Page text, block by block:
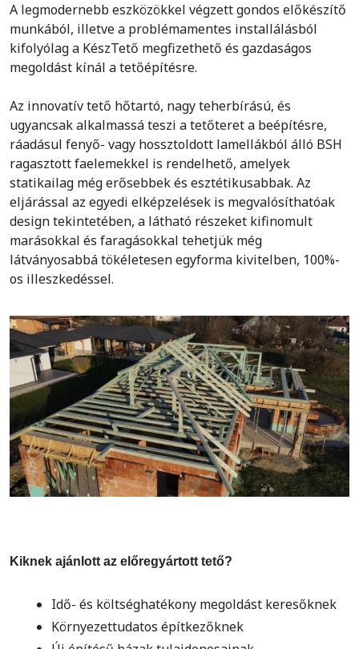
A legmodernebb eszközökkel végzett gondos előkészítő
munkából, illetve a problémamentes installálásból
kifolyólag a KészTető megfizethető és gazdaságos
megoldást kínál a tetőépítésre.
Az innovatív tető hőtartó, nagy teherbírású, és
ugyancsak alkalmassá teszi a tetőteret a beépítésre,
ráadásul fenyő- vagy hossztoldott lamellákból álló BSH
ragasztott faelemekkel is rendelhető, amelyek
statikailag még erősebbek és esztétikusabbak. Az
eljárással az egyedi elképzelések is megvalósíthatóak
design tekintetében, a látható részeket kifinomult
marásokkal és faragásokkal tehetjük még
látványosabbá tökéletesen egyforma kivitelben, 100%-
os illeszkedéssel.
Kiknek ajánlott az előregyártott tető?
Idő- és költséghatékony megoldást keresőknek
Környezettudatos építkezőknek